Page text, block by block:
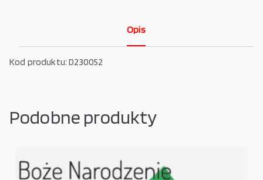
Opis
Kod produktu: D230052
Podobne produkty